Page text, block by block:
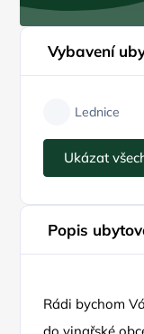
Vybavení
Lednice
Ukázat
Popis
Rádi bychom